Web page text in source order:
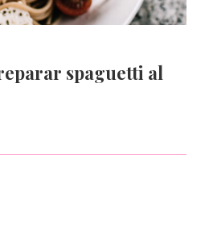
spaguetti al